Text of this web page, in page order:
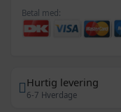
Betal med:
Hurtig levering
6-7 Hverdage